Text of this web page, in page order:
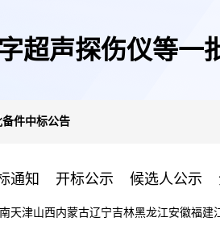
超声探伤仪等一
件中标公告
通知 开标公示 候选人公示
天津山西内蒙古辽宁吉林黑龙江安徽福建